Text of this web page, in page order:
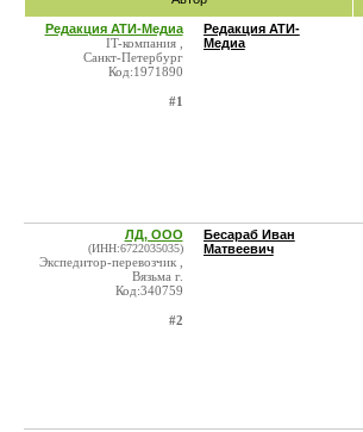
Редакция АТИ-Медиа
IT-компания ,
Санкт-Петербург
Код:1971890
#1
Редакция АТИ-
Медиа
ЛД, ООО
(ИНН:6722035035)
Экспедитор-перевозчик ,
Вязьма г.
Код:340759
#2
Бесараб Иван
Матвеевич